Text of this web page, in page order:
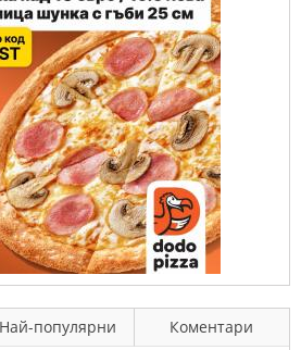
Най-популярни Коментари